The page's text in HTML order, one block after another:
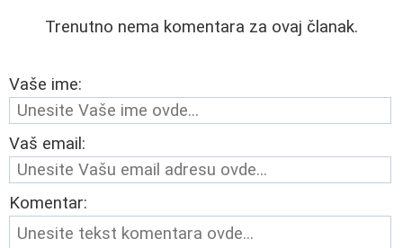
Trenutno nema komentara za ovaj članak.
Vaše ime:
Vaš email:
Komentar: